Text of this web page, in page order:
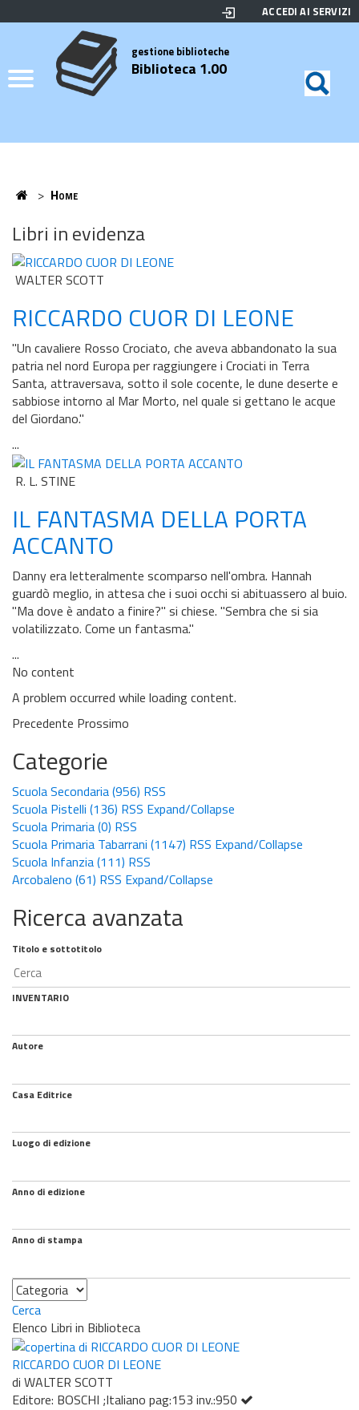
Elenco
Credits
ACCEDI AI SERVIZI
Biblioteca gestione biblioteche
Biblioteca 1.00 di
Home
> Home
Libri in evidenza
WALTER SCOTT
RICCARDO CUOR DI LEONE
"Un cavaliere Rosso Crociato, che aveva abbandonato la sua
patria nel nord Europa per raggiungere i Crociati in Terra
Santa, attraversava, sotto il sole cocente, le dune deserte e
sabbiose intorno al Mar Morto, nel quale si gettano le acque
del Giordano."
...
R. L. STINE
IL FANTASMA DELLA PORTA
ACCANTO
Danny era letteralmente scomparso nell'ombra. Hannah
guardò meglio, in attesa che i suoi occhi si abituassero al buio.
"Ma dove è andato a finire?" si chiese. "Sembra che si sia
volatilizzato. Come un fantasma."
...
No content
A problem occurred while loading content.
Precedente Prossimo
Categorie
Scuola Secondaria(956) RSS
Scuola Pistelli (136) RSS Expand/Collapse
Scuola Primaria(0) RSS
Scuola Primaria Tabarrani (1147) RSS Expand/Collapse
Scuola Infanzia(111) RSS
Arcobaleno (61) RSS Expand/Collapse
Ricerca avanzata
Titolo e sottotitolo
INVENTARIO
Autore
Casa Editrice
Luogo di edizione
Anno di edizione
Anno di stampa
Categoria
Cerca
Elenco Libri in Biblioteca
RICCARDO CUOR DI LEONE
di WALTER SCOTT
Editore: BOSCHI ;Italiano pag:153 inv.:950